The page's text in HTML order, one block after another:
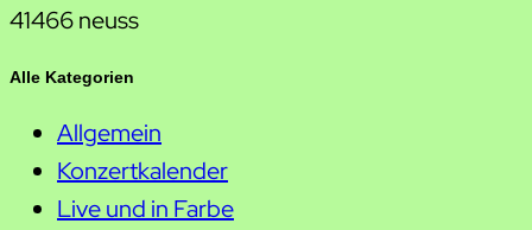
41466 neuss
Alle Kategorien
Allgemein
Konzertkalender
Live und in Farbe